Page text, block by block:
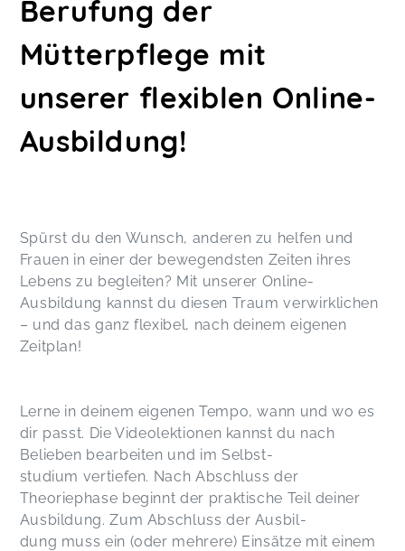
Tolle Kurse. Viele Einblicke in verschiedenste
Themenbereiche. Tolle Dozenten und
Dozentinnen. Mir hat die Ausbildung unglaublich
viel Spass gemacht und ich liebe es in diesem
Bereich zu arbeiten.
Isabell,Dec 04
Gut strukturierte Informationen, sehr schönes
Berufung der
Mütterpflege mit
unserer flexiblen Online-
Ausbildung!
Spürst du den Wunsch, anderen zu helfen und
Frauen in einer der bewegendsten Zeiten ihres
Lebens zu begleiten? Mit unserer Online-
Ausbildung kannst du diesen Traum verwirklichen
– und das ganz flexibel, nach deinem eigenen
Zeitplan!
Lerne in deinem eigenen Tempo, wann und wo es
dir passt. Die Videolektionen kannst du nach
Belieben bearbeiten und im Selbst-
studium vertiefen. Nach Abschluss der
Theoriephase beginnt der praktische Teil deiner
Ausbildung. Zum Abschluss der Ausbil-
dung muss ein (oder mehrere) Einsätze mit einem